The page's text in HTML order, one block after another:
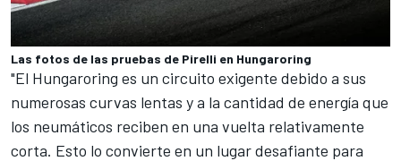
Las fotos de las pruebas de Pirelli en Hungaroring
"El Hungaroring es un circuito exigente debido a sus
numerosas curvas lentas y a la cantidad de energía que
los neumáticos reciben en una vuelta relativamente
corta. Esto lo convierte en un lugar desafiante para